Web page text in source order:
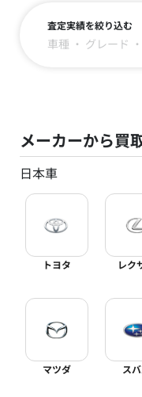
査定実績を絞り込む
車種 ・ グレード ・
メーカーから買
日本車
トヨタ レク
マツダ ス